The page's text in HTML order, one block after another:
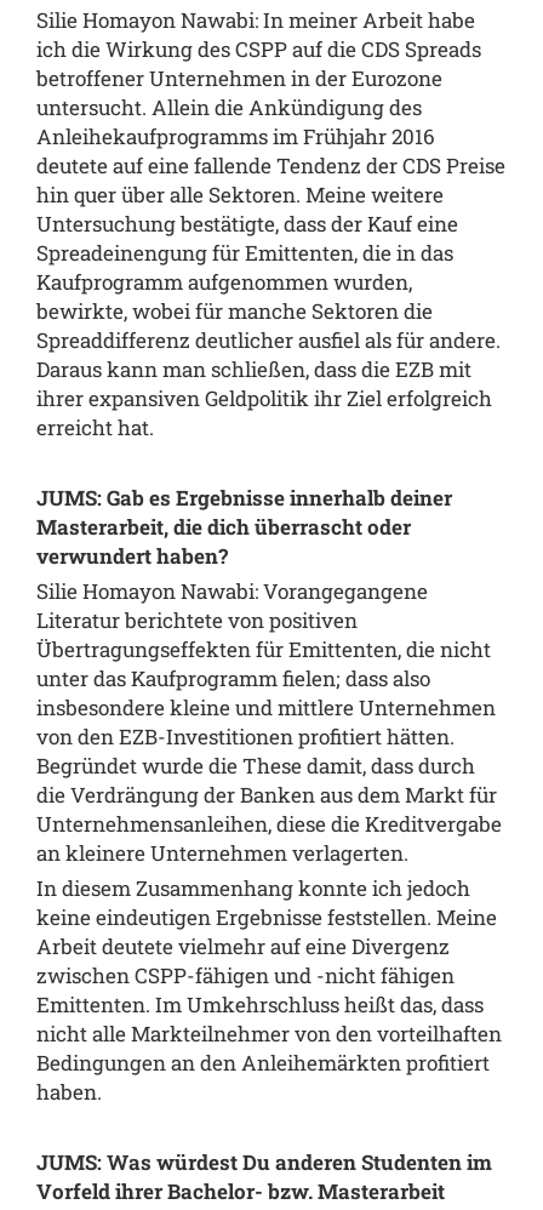
Silie Homayon Nawabi: In meiner Arbeit habe
ich die Wirkung des CSPP auf die CDS Spreads
betroffener Unternehmen in der Eurozone
untersucht. Allein die Ankündigung des
Anleihekaufprogramms im Frühjahr 2016
deutete auf eine fallende Tendenz der CDS Preise
hin quer über alle Sektoren. Meine weitere
Untersuchung bestätigte, dass der Kauf eine
Spreadeinengung für Emittenten, die in das
Kaufprogramm aufgenommen wurden,
bewirkte, wobei für manche Sektoren die
Spreaddifferenz deutlicher ausfiel als für andere.
Daraus kann man schließen, dass die EZB mit
ihrer expansiven Geldpolitik ihr Ziel erfolgreich
erreicht hat.
JUMS: Gab es Ergebnisse innerhalb deiner
Masterarbeit, die dich überrascht oder
verwundert haben?
Silie Homayon Nawabi: Vorangegangene
Literatur berichtete von positiven
Übertragungseffekten für Emittenten, die nicht
unter das Kaufprogramm fielen; dass also
insbesondere kleine und mittlere Unternehmen
von den EZB-Investitionen profitiert hätten.
Begründet wurde die These damit, dass durch
die Verdrängung der Banken aus dem Markt für
Unternehmensanleihen, diese die Kreditvergabe
an kleinere Unternehmen verlagerten.
In diesem Zusammenhang konnte ich jedoch
keine eindeutigen Ergebnisse feststellen. Meine
Arbeit deutete vielmehr auf eine Divergenz
zwischen CSPP-fähigen und -nicht fähigen
Emittenten. Im Umkehrschluss heißt das, dass
nicht alle Markteilnehmer von den vorteilhaften
Bedingungen an den Anleihemärkten profitiert
haben.
JUMS: Was würdest Du anderen Studenten im
Vorfeld ihrer Bachelor- bzw. Masterarbeit